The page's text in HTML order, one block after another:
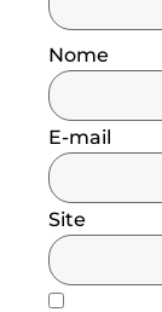
Nome
E-mail
Site